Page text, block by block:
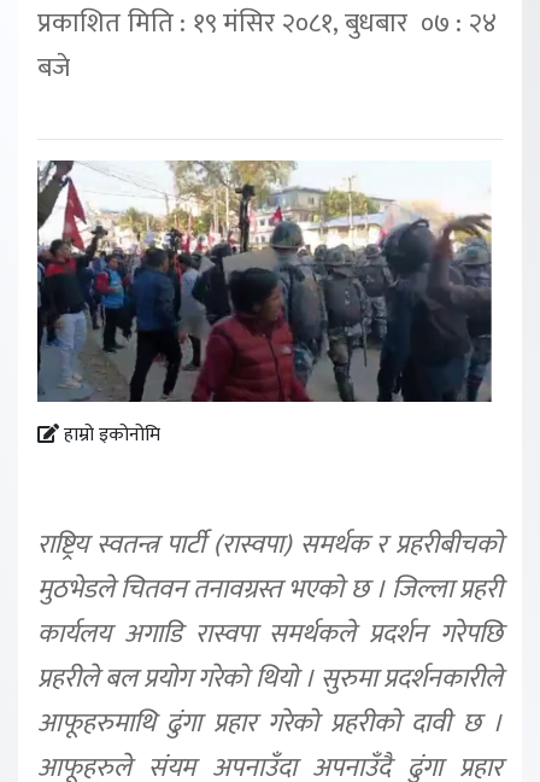
प्रकाशित मिति : १९ मंसिर २०८१, बुधबार ०७ : २४
बजे
हाम्रो इकोनोमि
राष्ट्रिय स्वतन्त्र पार्टी (रास्वपा) समर्थक र प्रहरीबीचको
मुठभेडले चितवन तनावग्रस्त भएको छ । जिल्ला प्रहरी
कार्यलय अगाडि रास्वपा समर्थकले प्रदर्शन गरेपछि
प्रहरीले बल प्रयोग गरेको थियो । सुरुमा प्रदर्शनकारीले
आफूहरुमाथि ढुंगा प्रहार गरेको प्रहरीको दावी छ ।
आफूहरुले संयम अपनाउँदा अपनाउँदै ढुंगा प्रहार